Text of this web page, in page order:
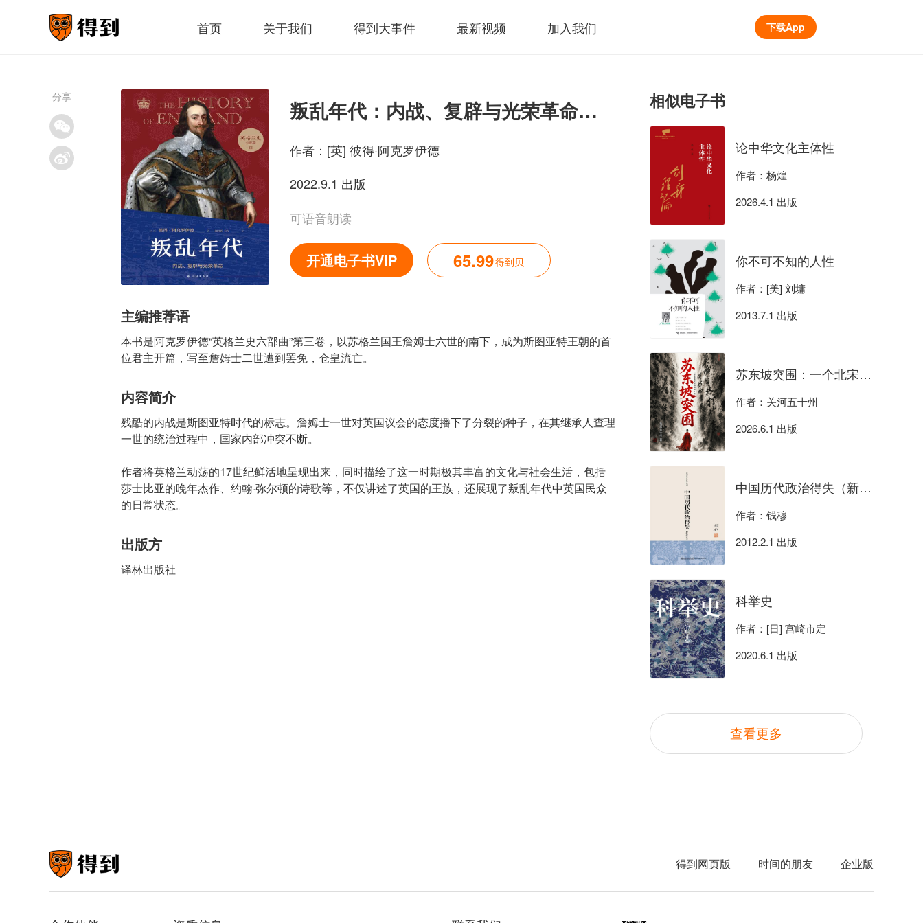
首页 关于我们 得到大事件 最新视频 加入我们 下载App
分享
叛乱年代：内战、复辟与光荣革命（英格兰史六部曲 III）
作者： [英] 彼得·阿克罗伊德
2022.9.1 出版
可语音朗读
开通电子书VIP 65.99得到贝
主编推荐语
本书是阿克罗伊德“英格兰史六部曲”第三卷，以苏格兰国王詹姆士六世的南下，成为斯图亚特王朝的首
位君主开篇，写至詹姆士二世遭到罢免，仓皇流亡。
内容简介
残酷的内战是斯图亚特时代的标志。詹姆士一世对英国议会的态度播下了分裂的种子，在其继承人查理
一世的统治过程中，国家内部冲突不断。
作者将英格兰动荡的17世纪鲜活地呈现出来，同时描绘了这一时期极其丰富的文化与社会生活，包括
莎士比亚的晚年杰作、约翰·弥尔顿的诗歌等，不仅讲述了英国的王族，还展现了叛乱年代中英国民众
的日常状态。
出版方
译林出版社
相似电子书
论中华文化主体性
作者：杨煌
2026.4.1 出版
你不可不知的人性
作者：[美] 刘墉
2013.7.1 出版
苏东坡突围：一个北宋文官的极限生存
作者：关河五十州
2026.6.1 出版
中国历代政治得失（新校本）
作者：钱穆
2012.2.1 出版
科举史
作者：[日] 宫崎市定
2020.6.1 出版
查看更多
得到网页版 时间的朋友 企业版